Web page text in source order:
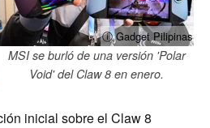
ⓘ Gadget Pilipinas
MSI se burló de una versión 'Polar
Void' del Claw 8 en enero.
inicial sobre el Claw 8